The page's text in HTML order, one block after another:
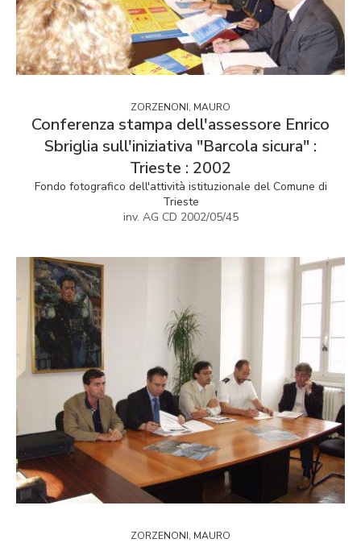
ZORZENONI, MAURO
Conferenza stampa dell'assessore Enrico
Sbriglia sull'iniziativa "Barcola sicura" :
Trieste : 2002
Fondo fotografico dell'attività istituzionale del Comune di
Trieste
inv. AG CD 2002/05/45
ZORZENONI, MAURO